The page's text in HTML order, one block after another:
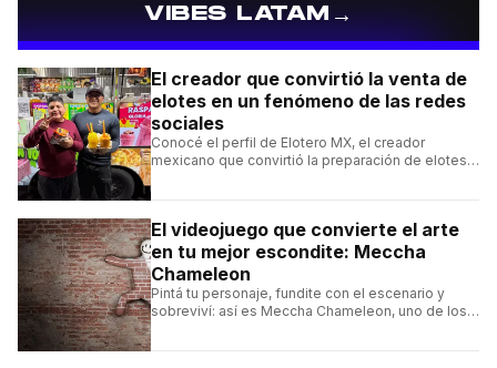
VIBES LATAM→
El creador que convirtió la venta de
elotes en un fenómeno de las redes
sociales
Conocé el perfil de Elotero MX, el creador
mexicano que convirtió la preparación de elotes y
El videojuego que convierte el arte
en tu mejor escondite: Meccha
Chameleon
Pintá tu personaje, fundite con el escenario y
sobreviví: así es Meccha Chameleon, uno de los